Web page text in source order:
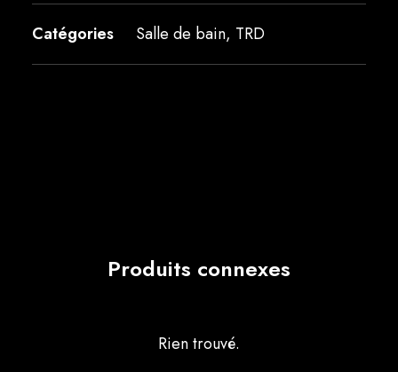
Catégories Salle de bain, TRD
Produits connexes
Rien trouvé.